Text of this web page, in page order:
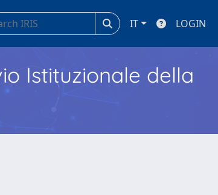
IT LOGIN
Istituzionale della